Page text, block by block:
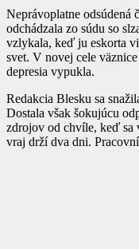
Neprávoplatne odsúdená
odchádzala zo súdu so
vzlykala, keď ju eskorta
svet. V novej cele
depresia vypukla.
Redakcia Blesku sa
Dostala však šokujúcu
zdrojov od chvíle, keď sa
vraj drží dva dni.